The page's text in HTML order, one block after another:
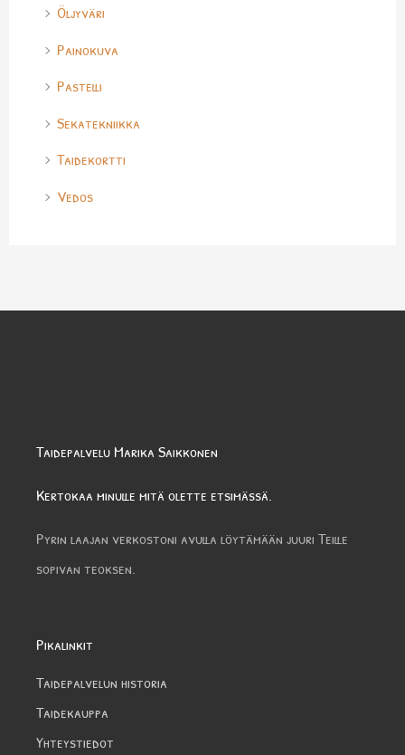
Öljyväri
Painokuva
Pastelli
Sekatekniikka
Taidekortti
Vedos
Taidepalvelu Marika Saikkonen
Kertokaa minulle mitä olette etsimässä.
Pyrin laajan verkostoni avulla löytämään juuri Teille
sopivan teoksen.
Pikalinkit
Taidepalvelun historia
Taidekauppa
Yhteystiedot